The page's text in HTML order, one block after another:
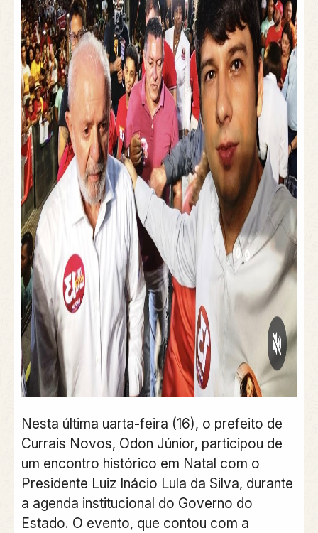
Nesta última uarta-feira (16), o prefeito de
Currais Novos, Odon Júnior, participou de
um encontro histórico em Natal com o
Presidente Luiz Inácio Lula da Silva, durante
a agenda institucional do Governo do
Estado. O evento, que contou com a